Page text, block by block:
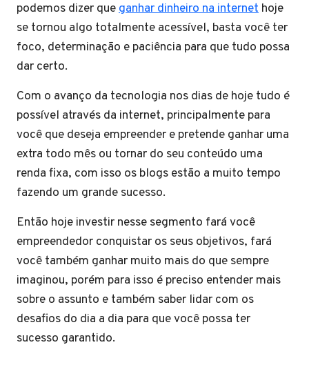
podemos dizer queganhar dinheiro na internet hoje
se tornou algo totalmente acessível, basta você ter
foco, determinação e paciência para que tudo possa
dar certo.
Com o avanço da tecnologia nos dias de hoje tudo é
possível através da internet, principalmente para
você que deseja empreender e pretende ganhar uma
extra todo mês ou tornar do seu conteúdo uma
renda fixa, com isso os blogs estão a muito tempo
fazendo um grande sucesso.
Então hoje investir nesse segmento fará você
empreendedor conquistar os seus objetivos, fará
você também ganhar muito mais do que sempre
imaginou, porém para isso é preciso entender mais
sobre o assunto e também saber lidar com os
desafios do dia a dia para que você possa ter
sucesso garantido.